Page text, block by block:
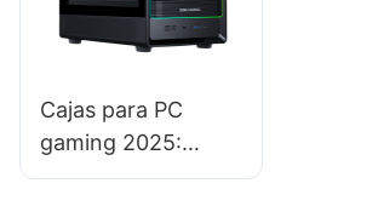
Cajas para PC
gaming 2025:
Ventajas de elegir